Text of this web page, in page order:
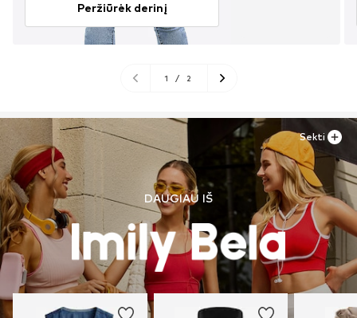
Peržiūrėk derinį
1 / 2
DAUGIAU IŠ
Sekti